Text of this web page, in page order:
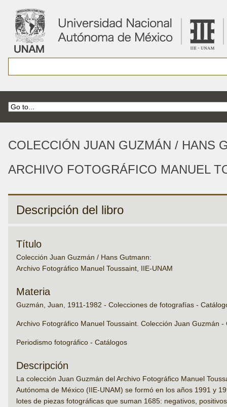
COLECCIÓN JUAN GUZMÁN / HANS
ARCHIVO FOTOGRÁFICO MANUEL
Descripción del libro
Título
Colección Juan Guzmán / Hans Gutmann:
Archivo Fotográfico Manuel Toussaint, IIE-UNAM
Materia
Guzmán, Juan, 1911-1982 - Colecciones de fotografías -
Archivo Fotográfico Manuel Toussaint. Colección Juan Guzmán -
Periodismo fotográfico - Catálogos
Descripción
La colección Juan Guzmán del Archivo Fotográfico Manuel
Autónoma de México (IIE-UNAM) se formó en los años 1991 y
lotes de piezas fotográficas que suman 1685: negativos,